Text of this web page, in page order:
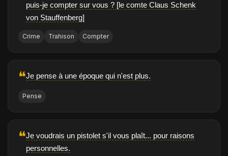
puis-je compter sur vous ? [le comte Claus Schenk
von Stauffenberg]
Crime Trahison Compter
❝Je pense à une époque qui n'est plus.
Pense
❝Je voudrais un pistolet s'il vous plaît... pour raisons
personnelles.